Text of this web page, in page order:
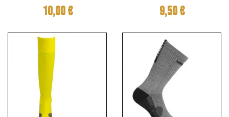
Prix
10,00 € Prix
9,50 €